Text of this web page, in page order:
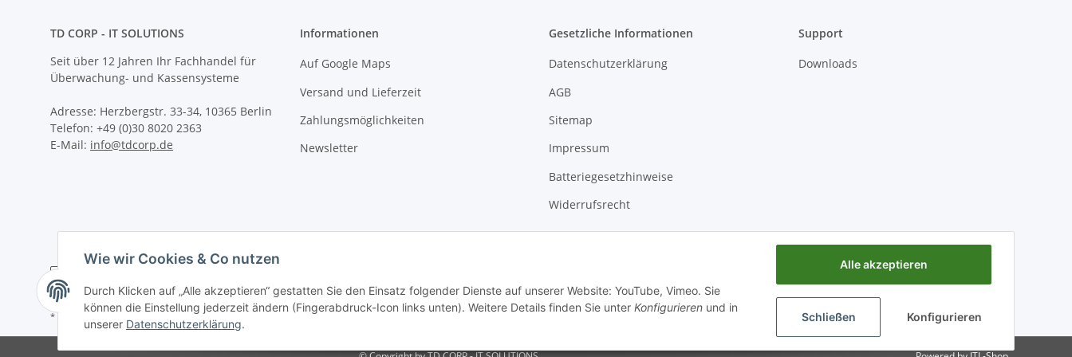
TD CORP - IT SOLUTIONS
Seit über 12 Jahren Ihr Fachhandel für
Überwachung- und Kassensysteme
Adresse: Herzbergstr. 33-34, 10365 Berlin
Telefon: +49 (0)30 8020 2363
E-Mail: info@tdcorp.de
Informationen
Auf Google Maps
Versand und Lieferzeit
Zahlungsmöglichkeiten
Newsletter
Gesetzliche Informationen
Datenschutzerklärung
AGB
Sitemap
Impressum
Batteriegesetzhinweise
Widerrufsrecht
Support
Downloads
* Alle Preise zzgl. gesetzlicher USt., zzgl.
Wie wir Cookies & Co nutzen
Durch Klicken auf „Alle akzeptieren“ gestatten Sie den Einsatz folgender Dienste auf unserer Website: YouTube, Vimeo. Sie
können die Einstellung jederzeit ändern (Fingerabdruck-Icon links unten). Weitere Details finden Sie unter Konfigurieren und in
unserer Datenschutzerklärung.
Alle akzeptieren
Schließen Konfigurieren